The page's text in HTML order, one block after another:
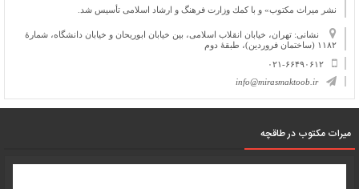
نشر میراث مكتوب» و با كمك وزارت فرهنگ و ارشاد اسلامی تأسیس شد.
نشانی: تهران، خیابان انقلاب اسلامی، بین خیابان ابوریحان و خیابان دانشگاه، شمارۀ
۱۱۸۲ (ساختمان فروردین)، طبقۀ دوم
۰۲۱-۶۶۴۹۰۶۱۲
info@mirasmaktoob.ir
میرات مکتوب در طاقچه